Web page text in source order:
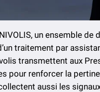
un ensemble
traitement par
transmettent aux
pour renforcer la
aussi les